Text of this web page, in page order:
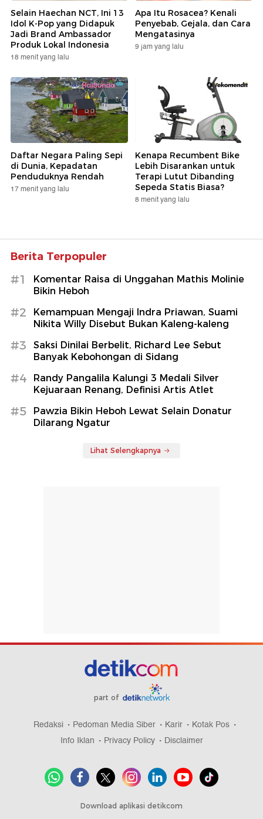
Selain Haechan NCT, Ini 13
Idol K-Pop yang Didapuk
Jadi Brand Ambassador
Produk Lokal Indonesia
18 menit yang lalu
Apa Itu Rosacea? Kenali
Penyebab, Gejala, dan Cara
Mengatasinya
9 jam yang lalu
Daftar Negara Paling Sepi
di Dunia, Kepadatan
Penduduknya Rendah
17 menit yang lalu
Kenapa Recumbent Bike
Lebih Disarankan untuk
Terapi Lutut Dibanding
Sepeda Statis Biasa?
8 menit yang lalu
Berita Terpopuler
#1
Komentar Raisa di Unggahan Mathis Molinie
Bikin Heboh
#2
Kemampuan Mengaji Indra Priawan, Suami
Nikita Willy Disebut Bukan Kaleng-kaleng
#3
Saksi Dinilai Berbelit, Richard Lee Sebut
Banyak Kebohongan di Sidang
#4
Randy Pangalila Kalungi 3 Medali Silver
Kejuaraan Renang, Definisi Artis Atlet
#5
Pawzia Bikin Heboh Lewat Selain Donatur
Dilarang Ngatur
Lihat Selengkapnya
part of
Redaksi Pedoman Media Siber Karir
Kotak Pos
Info Iklan
Privacy Policy Disclaimer
Download aplikasi detikcom